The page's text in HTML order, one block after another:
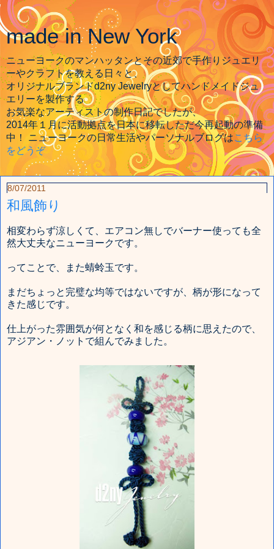
made in New York
ニューヨークのマンハッタンとその近郊で手作りジュエリ
ーやクラフトを教える日々と、
オリジナルブランドd2ny Jewelryとしてハンドメイドジュ
エリーを製作する
お気楽なアーティストの制作日記でしたが、
2014年１月に活動拠点を日本に移転しただ今再起動の準備
中！ ニューヨークの日常生活やパーソナルブログはこちら
をどうぞ
8/07/2011
和風飾り
相変わらず涼しくて、エアコン無しでバーナー使っても全
然大丈夫なニューヨークです。
ってことで、また蜻蛉玉です。
まだちょっと完璧な均等ではないですが、柄が形になって
きた感じです。
仕上がった雰囲気が何となく和を感じる柄に思えたので、
アジアン・ノットで組んでみました。